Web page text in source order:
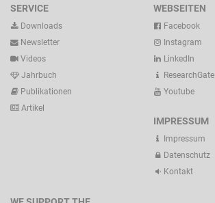
SERVICE
Downloads
Newsletter
Videos
Jahrbuch
Publikationen
Artikel
WEBSEITEN
Facebook
Instagram
LinkedIn
ResearchGate
Youtube
IMPRESSUM
Impressum
Datenschutz
Kontakt